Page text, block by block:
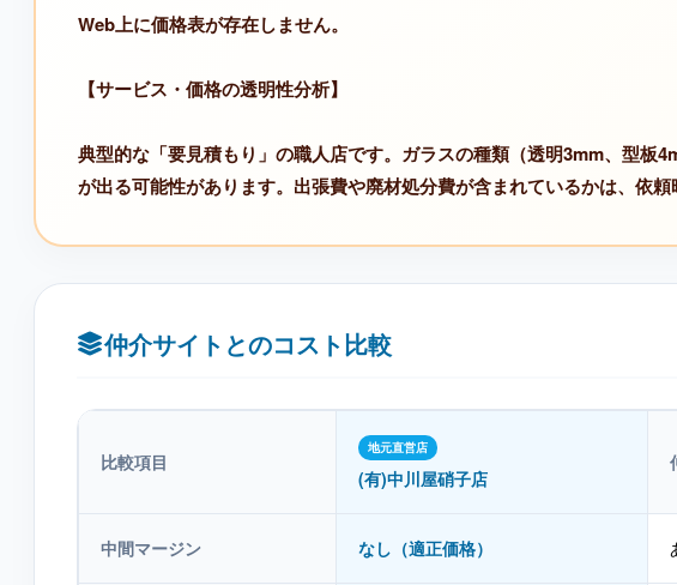
Web上に価格表が存在しません。
【サービス・価格の透明性分析】
典型的な「要見積もり」の職人店です。ガラスの種類（透明3mm、型板
が出る可能性があります。出張費や廃材処分費が含まれているかは、依頼
仲介サイトとのコスト比較
比較項目
地元直営店
(有)中川屋硝子店
中間マージン なし（適正価格）